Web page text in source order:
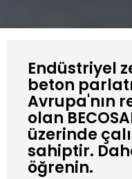
Endüstriyel
beton
Avrupa'nın
olan
üzerinde
sahiptir.
öğrenin.